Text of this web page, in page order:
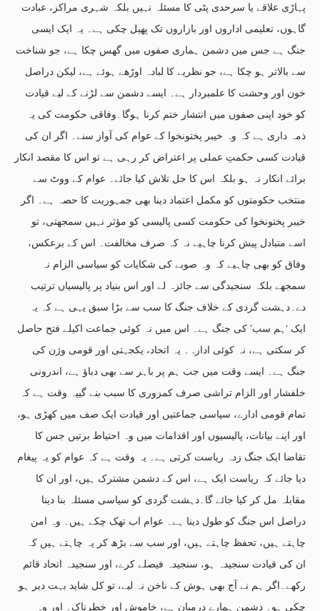
پہاڑی علاقے یا سرحدی پٹی کا مسئلہ نہیں بلکہ شہری مراکز، عبادت
گاہوں، تعلیمی اداروں اور بازاروں تک پھیل چکی ہے۔ یہ ایک ایسی
جنگ ہے جس میں دشمن ہماری صفوں میں گھس چکا ہے، جو شناخت
سے بالاتر ہو چکا ہے، جو نظریے کا لبادہ اوڑھے ہوئے ہے، لیکن دراصل
خون اور وحشت کا علمبردار ہے۔ ایسے دشمن سے لڑنے کے لیے قیادت
کو خود اپنی صفوں میں انتشار ختم کرنا ہوگا۔وفاقی حکومت کی یہ
ذمہ داری ہے کہ وہ خیبر پختونخوا کے عوام کی آواز سنے۔ اگر ان کی
قیادت کسی حکمتِ عملی پر اعتراض کر رہی ہے تو اس کا مقصد انکار
برائے انکار نہ ہو بلکہ اس کا حل تلاش کیا جائے۔ عوام کے ووٹ سے
منتخب حکومتوں کو مکمل اعتماد دینا بھی جمہوریت کا حصہ ہے۔ اگر
خیبر پختونخوا کی حکومت کسی پالیسی کو مؤثر نہیں سمجھتی، تو
اسے متبادل پیش کرنا چاہیے نہ کہ صرف مخالفت۔ اس کے برعکس،
وفاق کو بھی چاہیے کہ وہ صوبے کی شکایات کو سیاسی الزام نہ
سمجھے بلکہ سنجیدگی سے جائزہ لے اور اس بنیاد پر پالیسیاں ترتیب
دے۔دہشت گردی کے خلاف جنگ کا سب سے بڑا سبق یہی ہے کہ یہ
ایک ‘ہم سب’ کی جنگ ہے۔ اس میں نہ کوئی جماعت اکیلے فتح حاصل
کر سکتی ہے، نہ کوئی ادارہ۔ یہ اتحاد، یکجہتی اور قومی وژن کی
جنگ ہے۔ ایسے وقت میں جب ہم پر باہر سے بھی دباؤ ہے، اندرونی
خلفشار اور الزام تراشی صرف کمزوری کا سبب بنے گییہ وقت ہے کہ
تمام قومی ادارے، سیاسی جماعتیں اور قیادت ایک صف میں کھڑی ہو،
اور اپنے بیانات، پالیسیوں اور اقدامات میں وہ احتیاط برتیں جس کا
تقاضا ایک جنگ زدہ ریاست کرتی ہے۔ یہ وقت ہے کہ عوام کو یہ پیغام
دیا جائے کہ ریاست ایک ہے، اس کے دشمن مشترک ہیں، اور ان کا
مقابلہ مل کر کیا جائے گا۔دہشت گردی کو سیاسی مسئلہ بنا دینا
دراصل اس جنگ کو طول دینا ہے۔ عوام اب تھک چکے ہیں۔ وہ امن
چاہتے ہیں، تحفظ چاہتے ہیں، اور سب سے بڑھ کر یہ چاہتے ہیں کہ
ان کی قیادت سنجیدہ ہو، سنجیدہ فیصلے کرے، اور سنجیدہ اتحاد قائم
رکھے۔اگر ہم نے آج بھی ہوش کے ناخن نہ لیے، تو کل شاید بہت دیر ہو
چکی ہو۔ دشمن ہمارے درمیان ہے، خاموش اور خطرناک۔ اور وہ